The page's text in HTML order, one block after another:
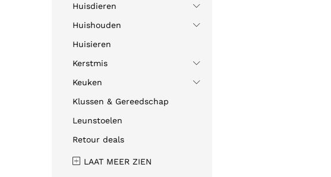
Huisdieren
Huishouden
Huisieren
Kerstmis
Keuken
Klussen & Gereedschap
Leunstoelen
Retour deals
LAAT MEER ZIEN